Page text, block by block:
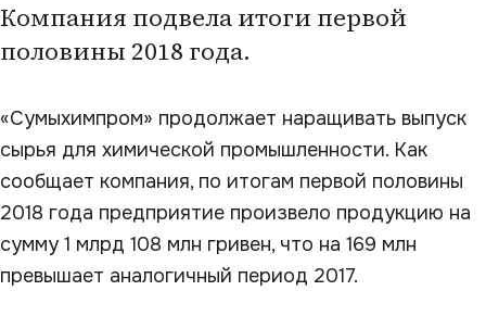
Компания подвела итоги первой
половины 2018 года.
«Сумыхимпром» продолжает наращивать выпуск
сырья для химической промышленности. Как
сообщает компания, по итогам первой половины
2018 года предприятие произвело продукцию на
сумму 1 млрд 108 млн гривен, что на 169 млн
превышает аналогичный период 2017.